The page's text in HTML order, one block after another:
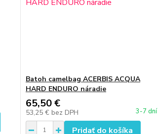
Batoh camelbag ACERBIS ACQUA
HARD ENDURO náradie
65,50 €
53,25 € bez DPH 3-7 dní
Pridať do košíka